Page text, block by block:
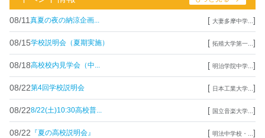
08/11 真夏の夜の納涼企画... [ 大妻多摩中学... ]
08/15学校説明会（夏期実施） [ 拓殖大学第一... ]
08/18高校校内見学会（中... [ 明治学院中学... ]
08/22第4回学校説明会 [ 日本工業大学... ]
08/228/22(土)10:30高校普... [ 国立音楽大学... ]
08/22 『夏の高校説明会』 [ 明法中学校・... ]